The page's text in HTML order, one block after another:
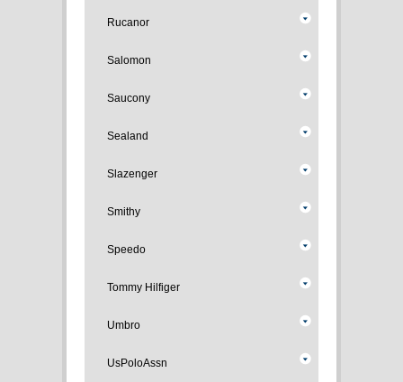
Rucanor
Salomon
Saucony
Sealand
Slazenger
Smithy
Speedo
Tommy Hilfiger
Umbro
UsPoloAssn